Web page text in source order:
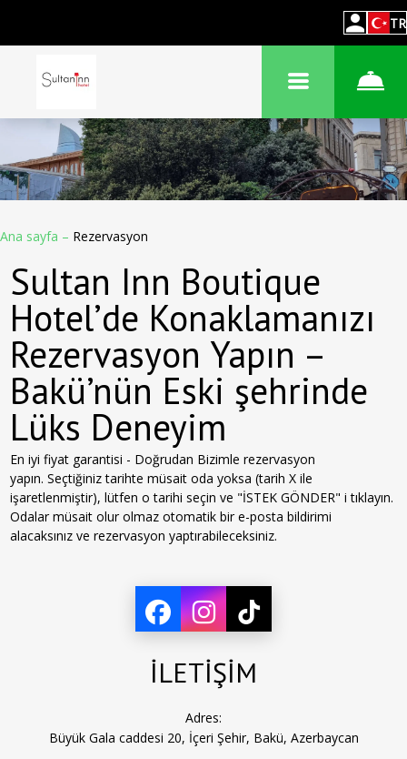
TR
Ana sayfa – Rezervasyon
Sultan Inn Boutique
Hotel’de Konaklamanızı
Rezervasyon Yapın –
Bakü’nün Eski şehrinde
Lüks Deneyim
En iyi fiyat garantisi - Doğrudan Bizimle rezervasyon
yapın. Seçtiğiniz tarihte müsait oda yoksa (tarih X ile
işaretlenmiştir), lütfen o tarihi seçin ve "İSTEK GÖNDER" i tıklayın.
Odalar müsait olur olmaz otomatik bir e-posta bildirimi
alacaksınız ve rezervasyon yaptırabileceksiniz.
İLETİŞİM
Adres:
Büyük Gala caddesi 20, İçeri Şehir, Bakü, Azerbaycan